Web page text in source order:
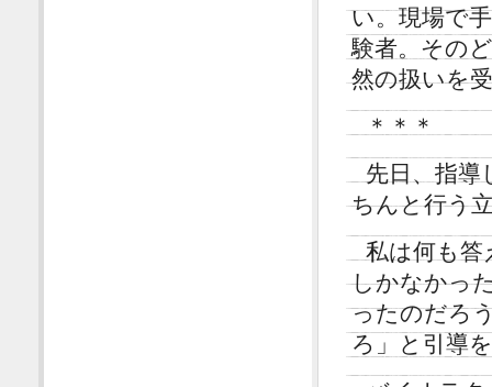
い。現場で
験者。その
然の扱いを
＊＊＊
先日、指導
ちんと行う
私は何も答
しかなかっ
ったのだろ
ろ」と引導